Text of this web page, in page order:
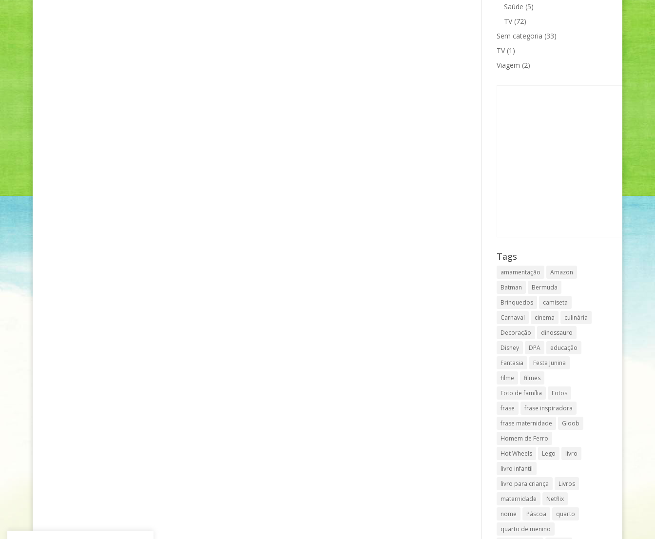
Saúde (5)
TV(72)
Sem categoria (33)
TV(1)
Viagem (2)
Tags
amamentação
Amazon
Batman
Bermuda
Brinquedos
camiseta
Carnaval
cinema
culinária
Decoração
dinossauro
Disney
DPA
educação
Fantasia
Festa Junina
filme
filmes
Foto de família
Fotos
frase
frase inspiradora
frase maternidade
Gloob
Homem de Ferro
Hot Wheels
Lego
livro
livro infantil
livro para criança
Livros
maternidade
Netflix
nome
Páscoa
quarto
quarto de menino